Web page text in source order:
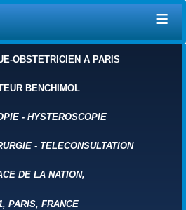
≡
OBSTETRICIEN A PARIS
BENCHIMOL
- HYSTEROSCOPIE
- TELECONSULTATION
DE LA NATION,
PARIS, FRANCE